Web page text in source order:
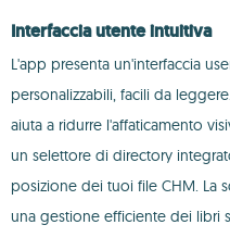
Interfaccia utente intuitiva
L'app presenta un'interfaccia
personalizzabili, facili da
aiuta a ridurre l'affaticamento
un selettore di directory
posizione dei tuoi file CHM. La
una gestione efficiente dei libri